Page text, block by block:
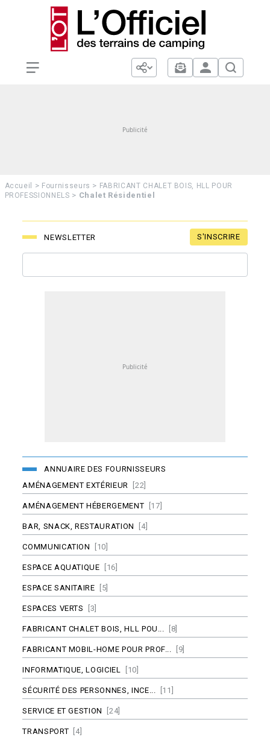
Accueil > Fournisseurs > FABRICANT CHALET BOIS, HLL POUR
PROFESSIONNELS > Chalet Résidentiel
NEWSLETTER S'INSCRIRE
ANNUAIRE DES FOURNISSEURS
AMÉNAGEMENT EXTÉRIEUR [22]
AMÉNAGEMENT HÉBERGEMENT [17]
BAR, SNACK, RESTAURATION [4]
COMMUNICATION [10]
ESPACE AQUATIQUE [16]
ESPACE SANITAIRE [5]
ESPACES VERTS [3]
FABRICANT CHALET BOIS, HLL POU... [8]
FABRICANT MOBIL-HOME POUR PROF... [9]
INFORMATIQUE, LOGICIEL [10]
SÉCURITÉ DES PERSONNES, INCE... [11]
SERVICE ET GESTION [24]
TRANSPORT [4]